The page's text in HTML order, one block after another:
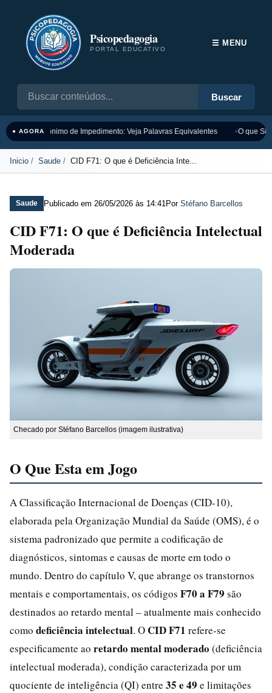
Psicopedagogia
PORTAL EDUCATIVO
Buscar
☰ MENU
● AGORASinônimo de Impedimento: Veja Palavras Equivalentes O que
Inicio Saude CID F71: O que é Deficiência Inte...
Saude Publicado em 26/05/2026 às 14:41 Por Stéfano Barcellos
CID F71: O que é Deficiência Intelectual
Moderada
Checado por Stéfano Barcellos (imagem ilustrativa)
O Que Esta em Jogo
A Classificação Internacional de Doenças (CID-10),
elaborada pela Organização Mundial da Saúde (OMS), é o
sistema padronizado que permite a codificação de
diagnósticos, sintomas e causas de morte em todo o
mundo. Dentro do capítulo V, que abrange os transtornos
mentais e comportamentais, os códigos F70 a F79 são
destinados ao retardo mental – atualmente mais conhecido
como deficiência intelectual. O CID F71 refere-se
especificamente ao retardo mental moderado (deficiência
intelectual moderada), condição caracterizada por um
quociente de inteligência (QI) entre 35 e 49 e limitações